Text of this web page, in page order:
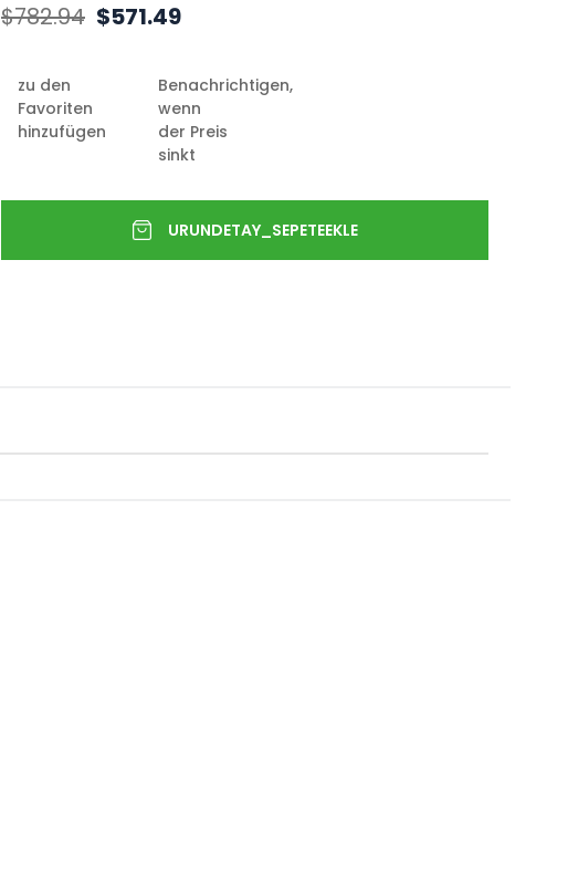
$782.94 $571.49
zu den
Favoriten
hinzufügen
Benachrichtigen,
wenn
der Preis
sinkt